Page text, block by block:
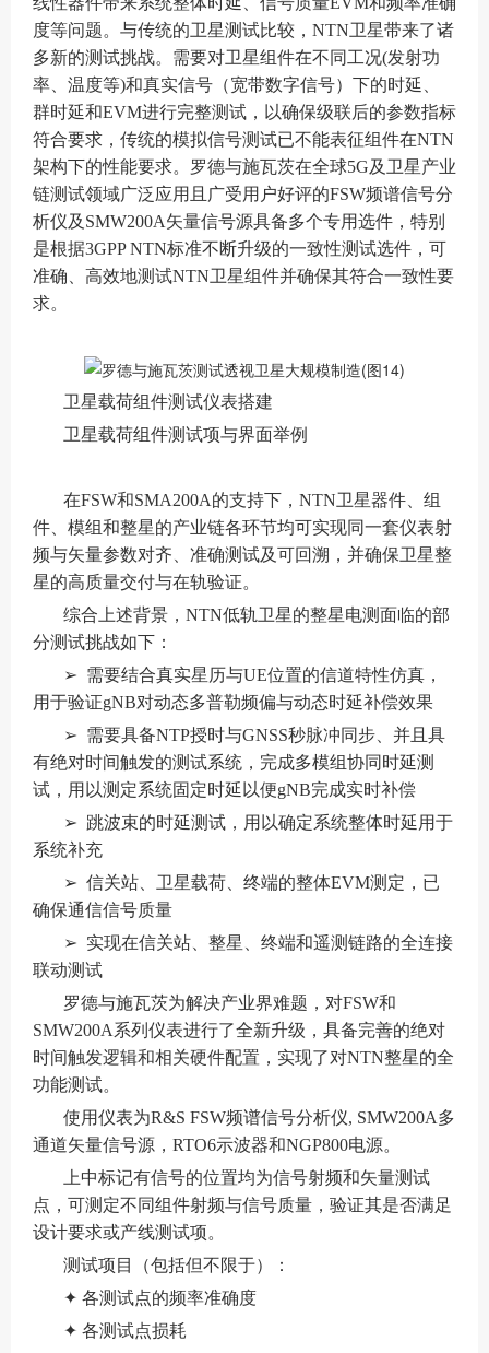
度等问题。与传统的卫星测试比较，NTN卫星带来了诸
多新的测试挑战。需要对卫星组件在不同工况(发射功
率、温度等)和真实信号（宽带数字信号）下的时延、
群时延和EVM进行完整测试，以确保级联后的参数指标
符合要求，传统的模拟信号测试已不能表征组件在NTN
架构下的性能要求。罗德与施瓦茨在全球5G及卫星产业
链测试领域广泛应用且广受用户好评的FSW频谱信号分
析仪及SMW200A矢量信号源具备多个专用选件，特别
是根据3GPP NTN标准不断升级的一致性测试选件，可
准确、高效地测试NTN卫星组件并确保其符合一致性要
求。
卫星载荷组件测试仪表搭建
卫星载荷组件测试项与界面举例
在FSW和SMA200A的支持下，NTN卫星器件、组
件、模组和整星的产业链各环节均可实现同一套仪表射
频与矢量参数对齐、准确测试及可回溯，并确保卫星整
星的高质量交付与在轨验证。
综合上述背景，NTN低轨卫星的整星电测面临的部
分测试挑战如下：
➢ 需要结合真实星历与UE位置的信道特性仿真，
用于验证gNB对动态多普勒频偏与动态时延补偿效果
➢ 需要具备NTP授时与GNSS秒脉冲同步、并且具
有绝对时间触发的测试系统，完成多模组协同时延测
试，用以测定系统固定时延以便gNB完成实时补偿
➢ 跳波束的时延测试，用以确定系统整体时延用于
系统补充
➢ 信关站、卫星载荷、终端的整体EVM测定，已
确保通信信号质量
➢ 实现在信关站、整星、终端和遥测链路的全连接
联动测试
罗德与施瓦茨为解决产业界难题，对FSW和
SMW200A系列仪表进行了全新升级，具备完善的绝对
时间触发逻辑和相关硬件配置，实现了对NTN整星的全
功能测试。
使用仪表为R&S FSW频谱信号分析仪, SMW200A多
通道矢量信号源，RTO6示波器和NGP800电源。
上中标记有信号的位置均为信号射频和矢量测试
点，可测定不同组件射频与信号质量，验证其是否满足
设计要求或产线测试项。
测试项目（包括但不限于）：
✦ 各测试点的频率准确度
✦ 各测试点损耗